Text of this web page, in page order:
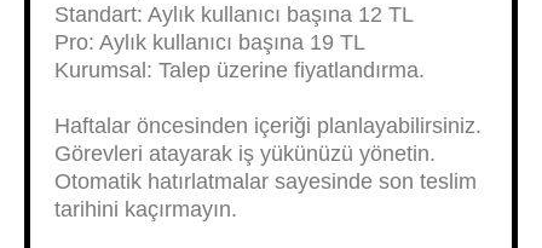
Standart: Aylık kullanıcı başına 12 TL
Pro: Aylık kullanıcı başına 19 TL
Kurumsal: Talep üzerine fiyatlandırma.
Haftalar öncesinden içeriği planlayabilirsiniz.
Görevleri atayarak iş yükünüzü yönetin.
Otomatik hatırlatmalar sayesinde son teslim
tarihini kaçırmayın.